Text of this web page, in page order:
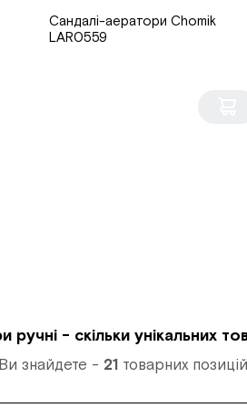
Сандалі-аератори Chomik
LAR0559
ручні - скільки унікальних
знайдете - 21 товарних